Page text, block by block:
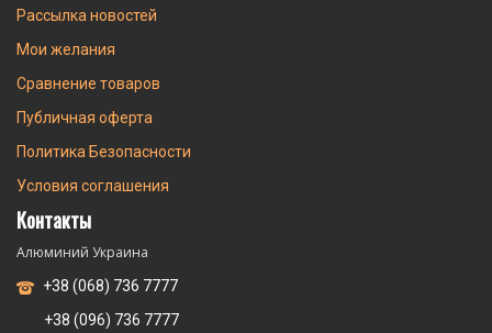
Рассылка новостей
Мои желания
Сравнение товаров
Публичная оферта
Политика Безопасности
Условия соглашения
Контакты
Алюминий Украина
+38 (068) 736 7777
+38 (096) 736 7777